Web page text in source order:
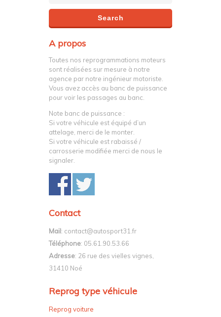
A propos
Toutes nos reprogrammations moteurs
sont réalisées sur mesure à notre
agence par notre ingénieur motoriste.
Vous avez accès au banc de puissance
pour voir les passages au banc.
Note banc de puissance :
Si votre véhicule est équipé d’un
attelage, merci de le monter.
Si votre véhicule est rabaissé /
carrosserie modifiée merci de nous le
signaler.
Contact
Mail: contact@autosport31.fr
Téléphone: 05.61.90.53.66
Adresse: 26 rue des vielles vignes,
31410 Noé
Reprog type véhicule
Reprog voiture